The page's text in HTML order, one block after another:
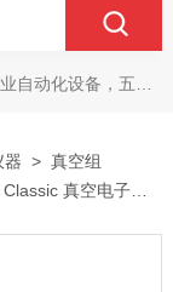
电线电缆，金属材料，电子
器 >真空组